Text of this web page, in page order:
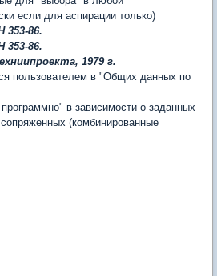
если для аспирации только)
353-86.
353-86.
1979 г.
пользователем в "Общих данных по
в зависимости о заданных
(комбинированные